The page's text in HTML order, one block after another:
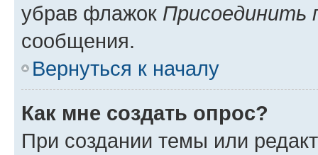
убрав флажок Присоединить
сообщения.
Вернуться к началу
Как мне создать опрос?
При создании темы или